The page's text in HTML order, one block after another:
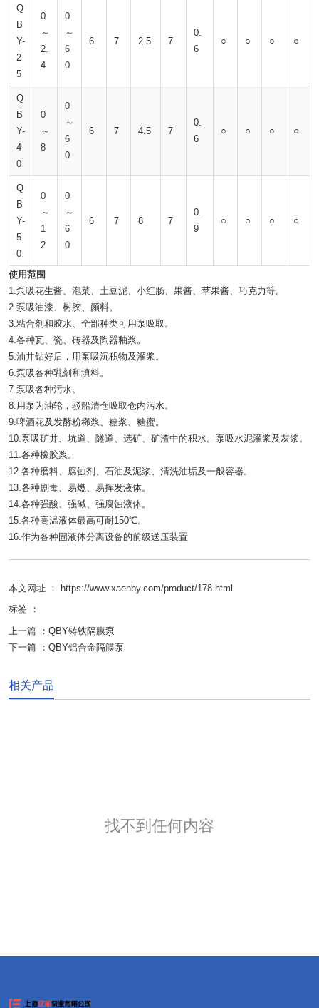
Q
B
Y-
2
5
0
～
2.
4
0
～
6
0
6 7 2.5 7
0.
6
○ ○ ○ ○
Q
B
Y-
4
0
0
～
8
0
～
6
0
6 7 4.5 7
0.
6
○ ○ ○ ○
Q
B
Y-
5
0
0
～
1
2
0
～
6
0
6 7 8 7
0.
9
○ ○ ○ ○
使用范围
1.泵吸花生酱、泡菜、土豆泥、小红肠、果酱、苹果酱、巧克力等。
2.泵吸油漆、树胶、颜料。
3.粘合剂和胶水、全部种类可用泵吸取。
4.各种瓦、瓷、砖器及陶器釉浆。
5.油井钻好后，用泵吸沉积物及灌浆。
6.泵吸各种乳剂和填料。
7.泵吸各种污水。
8.用泵为油轮，驳船清仓吸取仓内污水。
9.啤酒花及发酵粉稀浆、糖浆、糖蜜。
10.泵吸矿井、坑道、隧道、选矿、矿渣中的积水。泵吸水泥灌浆及灰浆。
11.各种橡胶浆。
12.各种磨料、腐蚀剂、石油及泥浆、清洗油垢及一般容器。
13.各种剧毒、易燃、易挥发液体。
14.各种强酸、强碱、强腐蚀液体。
15.各种高温液体最高可耐150℃。
16.作为各种固液体分离设备的前级送压装置
本文网址 ： https://www.xaenby.com/product/178.html
标签 ：
上一篇 ： QBY铸铁隔膜泵
下一篇 ： QBY铝合金隔膜泵
相关产品
找不到任何内容